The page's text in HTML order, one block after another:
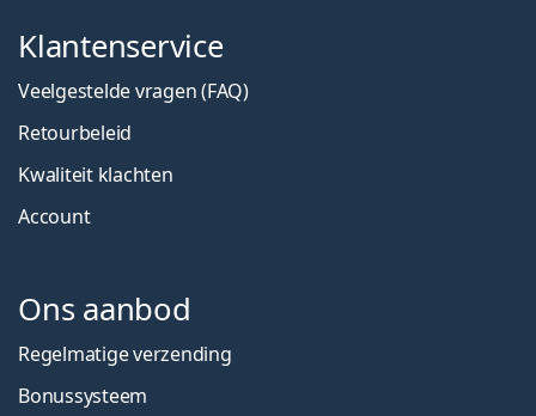
Klantenservice
Veelgestelde vragen (FAQ)
Retourbeleid
Kwaliteit klachten
Account
Ons aanbod
Regelmatige verzending
Bonussysteem